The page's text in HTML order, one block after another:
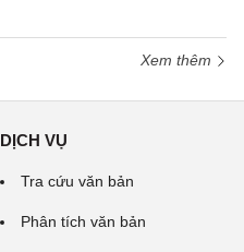
Xem thêm
DỊCH VỤ
Tra cứu văn bản
Phân tích văn bản